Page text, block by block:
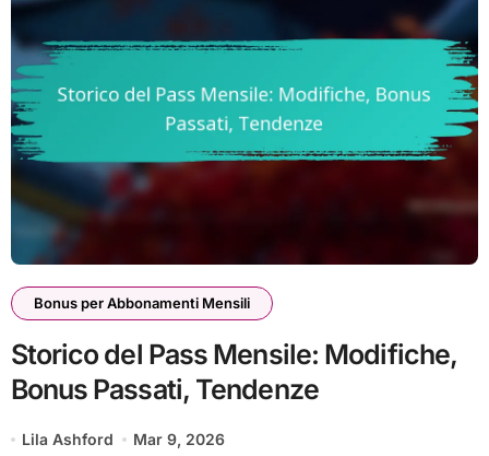
Bonus per Abbonamenti Mensili
Storico del Pass Mensile: Modifiche,
Bonus Passati, Tendenze
Lila Ashford Mar 9, 2026